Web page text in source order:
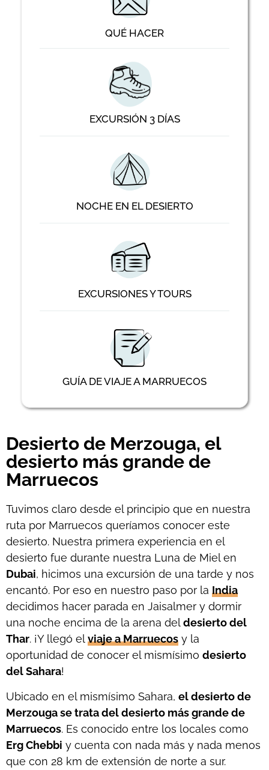
QUÉ HACER
EXCURSIÓN 3 DÍAS
NOCHE EN EL DESIERTO
EXCURSIONES Y TOURS
GUÍA DE VIAJE A MARRUECOS
Desierto de Merzouga, el
desierto más grande de
Marruecos
Tuvimos claro desde el principio que en nuestra
ruta por Marruecos queríamos conocer este
desierto. Nuestra primera experiencia en el
desierto fue durante nuestra Luna de Miel en
Dubai, hicimos una excursión de una tarde y nos
encantó. Por eso en nuestro paso por la India
decidimos hacer parada en Jaisalmer y dormir
una noche encima de la arena deldesierto del
Thar. ¡Y llegó elviaje a Marruecos y la
oportunidad de conocer el mismísimo desierto
del Sahara!
Ubicado en el mismísimo Sahara, el desierto de
Merzouga se trata del desierto más grande de
Marruecos. Es conocido entre los locales como
Erg Chebbi y cuenta con nada más y nada menos
que con 28 km de extensión de norte a sur.